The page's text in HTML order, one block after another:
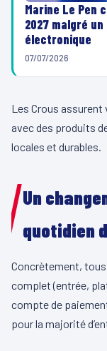
Marine Le Pen
2027 malgré
électronique
07/07/2026
Les Crous
avec des produits
locales et durables.
Un
quotidien
Concrètement,
complet (entrée,
compte de
pour la majorité